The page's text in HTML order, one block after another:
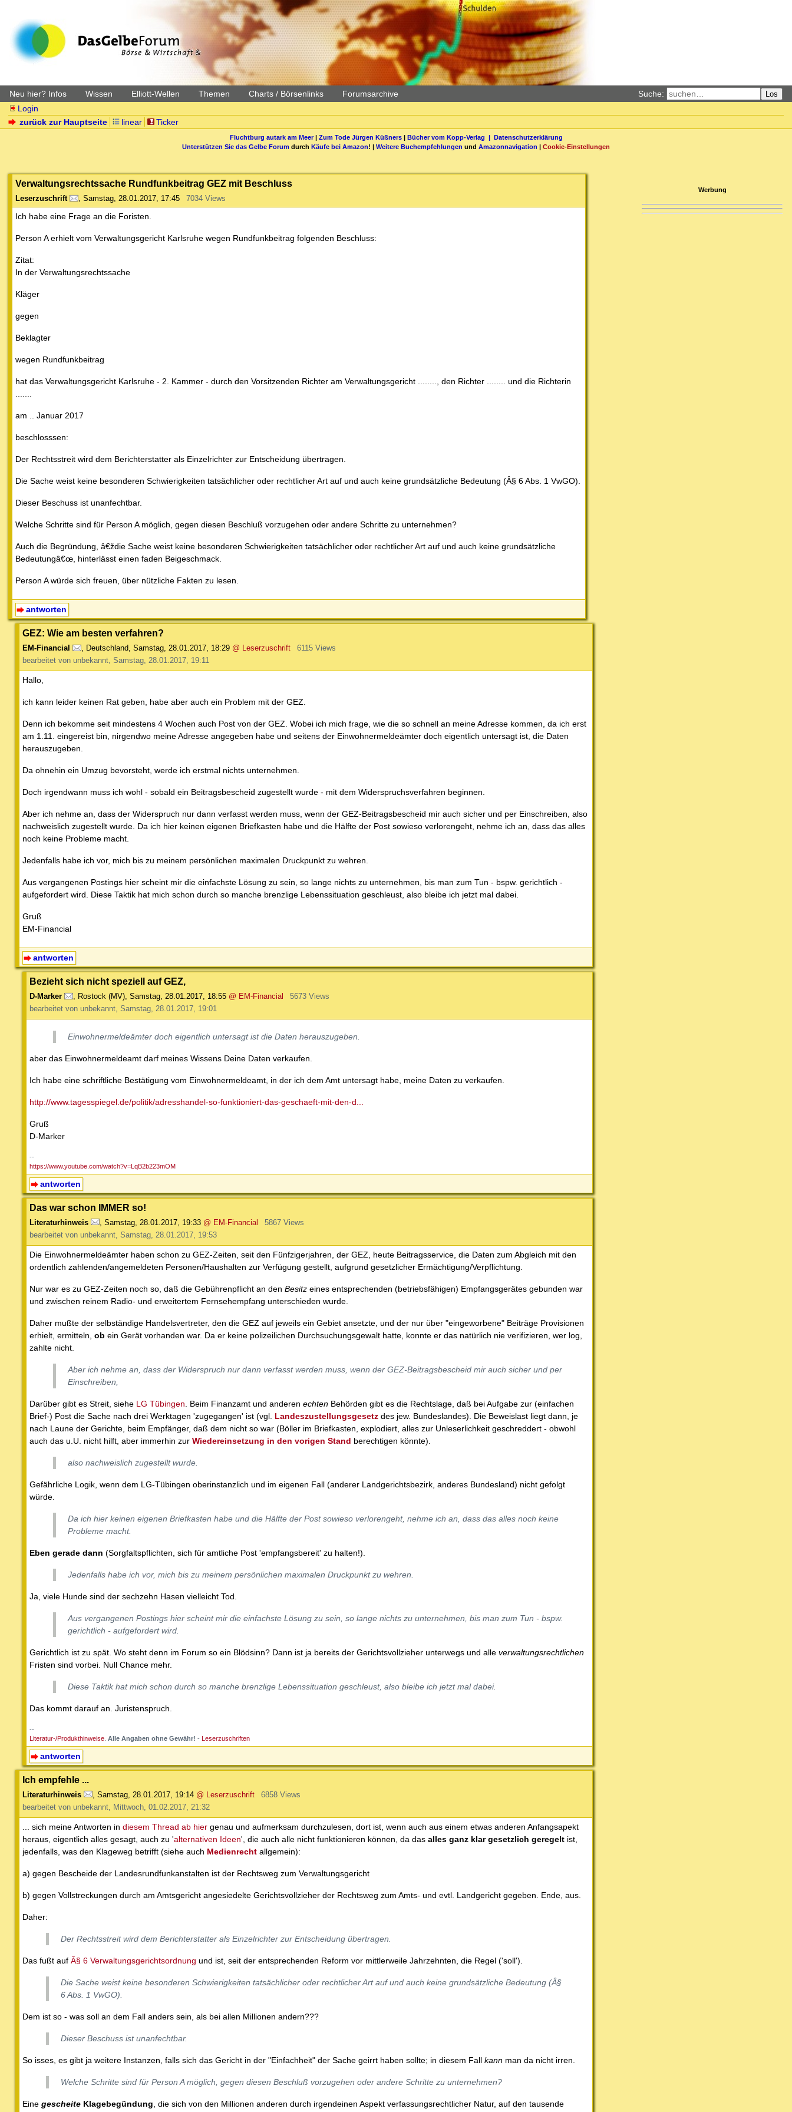
Neu hier? Infos Wissen Elliott-Wellen Themen Charts / Börsenlinks Forumsarchive Suche: Los
Login
zurück zur Hauptseite
linear Ticker
Fluchtburg autark am Meer| Zum Tode Jürgen Küßners| Bücher vom Kopp-Verlag | Datenschutzerklärung
Unterstützen Sie das Gelbe Forum durch Käufe bei Amazon! | Weitere Buchempfehlungen und Amazonnavigation | Cookie-Einstellungen
Verwaltungsrechtssache Rundfunkbeitrag GEZ mit Beschluss
Leserzuschrift , Samstag, 28.01.2017, 17:45 7034 Views
Ich habe eine Frage an die Foristen.
Person A erhielt vom Verwaltungsgericht Karlsruhe wegen Rundfunkbeitrag folgenden Beschluss:
Zitat:
In der Verwaltungsrechtssache
Kläger
gegen
Beklagter
wegen Rundfunkbeitrag
hat das Verwaltungsgericht Karlsruhe - 2. Kammer - durch den Vorsitzenden Richter am Verwaltungsgericht ........, den Richter ........ und die Richterin
.......
am .. Januar 2017
beschlosssen:
Der Rechtsstreit wird dem Berichterstatter als Einzelrichter zur Entscheidung übertragen.
Die Sache weist keine besonderen Schwierigkeiten tatsächlicher oder rechtlicher Art auf und auch keine grundsätzliche Bedeutung (Â§ 6 Abs. 1 VwGO).
Dieser Beschuss ist unanfechtbar.
Welche Schritte sind für Person A möglich, gegen diesen Beschluß vorzugehen oder andere Schritte zu unternehmen?
Auch die Begründung, â€ždie Sache weist keine besonderen Schwierigkeiten tatsächlicher oder rechtlicher Art auf und auch keine grundsätzliche
Bedeutungâ€œ, hinterlässt einen faden Beigeschmack.
Person A würde sich freuen, über nützliche Fakten zu lesen.
antworten
GEZ: Wie am besten verfahren?
EM-Financial , Deutschland, Samstag, 28.01.2017, 18:29 @ Leserzuschrift
6115 Views
bearbeitet von unbekannt, Samstag, 28.01.2017, 19:11
Hallo,
ich kann leider keinen Rat geben, habe aber auch ein Problem mit der GEZ.
Denn ich bekomme seit mindestens 4 Wochen auch Post von der GEZ. Wobei ich mich frage, wie die so schnell an meine Adresse kommen, da ich erst
am 1.11. eingereist bin, nirgendwo meine Adresse angegeben habe und seitens der Einwohnermeldeämter doch eigentlich untersagt ist, die Daten
herauszugeben.
Da ohnehin ein Umzug bevorsteht, werde ich erstmal nichts unternehmen.
Doch irgendwann muss ich wohl - sobald ein Beitragsbescheid zugestellt wurde - mit dem Widerspruchsverfahren beginnen.
Aber ich nehme an, dass der Widerspruch nur dann verfasst werden muss, wenn der GEZ-Beitragsbescheid mir auch sicher und per Einschreiben, also
nachweislich zugestellt wurde. Da ich hier keinen eigenen Briefkasten habe und die Hälfte der Post sowieso verlorengeht, nehme ich an, dass das alles
noch keine Probleme macht.
Jedenfalls habe ich vor, mich bis zu meinem persönlichen maximalen Druckpunkt zu wehren.
Aus vergangenen Postings hier scheint mir die einfachste Lösung zu sein, so lange nichts zu unternehmen, bis man zum Tun - bspw. gerichtlich -
aufgefordert wird. Diese Taktik hat mich schon durch so manche brenzlige Lebenssituation geschleust, also bleibe ich jetzt mal dabei.
Gruß
EM-Financial
antworten
Bezieht sich nicht speziell auf GEZ,
D-Marker , Rostock (MV), Samstag, 28.01.2017, 18:55 @ EM-Financial
5673 Views
bearbeitet von unbekannt, Samstag, 28.01.2017, 19:01
Einwohnermeldeämter doch eigentlich untersagt ist die Daten herauszugeben.
aber das Einwohnermeldeamt darf meines Wissens Deine Daten verkaufen.
Ich habe eine schriftliche Bestätigung vom Einwohnermeldeamt, in der ich dem Amt untersagt habe, meine Daten zu verkaufen.
http://www.tagesspiegel.de/politik/adresshandel-so-funktioniert-das-geschaeft-mit-den-d...
Gruß
D-Marker
--
https://www.youtube.com/watch?v=LqB2b223mOM
antworten
Das war schon IMMER so!
Literaturhinweis Samstag, 28.01.2017, 19:33 @ EM-Financial
5867 Views
bearbeitet von unbekannt, Samstag, 28.01.2017, 19:53
Die Einwohnermeldeämter haben schon zu GEZ-Zeiten, seit den Fünfzigerjahren, der GEZ, heute Beitragsservice, die Daten zum Abgleich mit den
ordentlich zahlenden/angemeldeten Personen/Haushalten zur Verfügung gestellt, aufgrund gesetzlicher Ermächtigung/Verpflichtung.
Nur war es zu GEZ-Zeiten noch so, daß die Gebührenpflicht an den Besitz eines entsprechenden (betriebsfähigen) Empfangsgerätes gebunden war
und zwischen reinem Radio- und erweitertem Fernsehempfang unterschieden wurde.
Daher mußte der selbständige Handelsvertreter, den die GEZ auf jeweils ein Gebiet ansetzte, und der nur über "eingeworbene" Beiträge Provisionen
erhielt, ermitteln, ob ein Gerät vorhanden war. Da er keine polizeilichen Durchsuchungsgewalt hatte, konnte er das natürlich nie verifizieren, wer log,
zahlte nicht.
Aber ich nehme an, dass der Widerspruch nur dann verfasst werden muss, wenn der GEZ-Beitragsbescheid mir auch sicher und per
Einschreiben,
Darüber gibt es Streit, siehe LG Tübingen . Beim Finanzamt und anderen echten Behörden gibt es die Rechtslage, daß bei Aufgabe zur (einfachen
Brief-) Post die Sache nach drei Werktagen 'zugegangen' ist (vgl. Landeszustellungsgesetz des jew. Bundeslandes). Die Beweislast liegt dann, je
nach Laune der Gerichte, beim Empfänger, daß dem nicht so war (Böller im Briefkasten, explodiert, alles zur Unleserlichkeit geschreddert - obwohl
auch das u.U. nicht hilft, aber immerhin zur Wiedereinsetzung in den vorigen Stand berechtigen könnte).
also nachweislich zugestellt wurde.
Gefährliche Logik, wenn dem LG-Tübingen oberinstanzlich und im eigenen Fall (anderer Landgerichtsbezirk, anderes Bundesland) nicht gefolgt
würde.
Da ich hier keinen eigenen Briefkasten habe und die Hälfte der Post sowieso verlorengeht, nehme ich an, dass das alles noch keine
Probleme macht.
Eben gerade dann (Sorgfaltspflichten, sich für amtliche Post 'empfangsbereit' zu halten!).
Jedenfalls habe ich vor, mich bis zu meinem persönlichen maximalen Druckpunkt zu wehren.
Ja, viele Hunde sind der sechzehn Hasen vielleicht Tod.
Aus vergangenen Postings hier scheint mir die einfachste Lösung zu sein, so lange nichts zu unternehmen, bis man zum Tun - bspw.
gerichtlich - aufgefordert wird.
Gerichtlich ist zu spät. Wo steht denn im Forum so ein Blödsinn? Dann ist ja bereits der Gerichtsvollzieher unterwegs und alle verwaltungsrechtlichen
Fristen sind vorbei. Null Chance mehr.
Diese Taktik hat mich schon durch so manche brenzlige Lebenssituation geschleust, also bleibe ich jetzt mal dabei.
Das kommt darauf an. Juristenspruch.
--
Literatur-/Produkthinweise Alle Angaben ohne Gewähr! - Leserzuschriften
antworten
Ich empfehle ...
Literaturhinweis Samstag, 28.01.2017, 19:14 @ Leserzuschrift
6858 Views
bearbeitet von unbekannt, Mittwoch, 01.02.2017, 21:32
... sich meine Antworten in diesem Thread ab hier genau und aufmerksam durchzulesen, dort ist, wenn auch aus einem etwas anderen Anfangsapekt
heraus, eigentlich alles gesagt, auch zu 'alternativen Ideen', die auch alle nicht funktionieren können, da das alles ganz klar gesetzlich geregelt ist,
jedenfalls, was den Klageweg betrifft (siehe auch Medienrecht allgemein):
a) gegen Bescheide der Landesrundfunkanstalten ist der Rechtsweg zum Verwaltungsgericht
b) gegen Vollstreckungen durch am Amtsgericht angesiedelte Gerichtsvollzieher der Rechtsweg zum Amts- und evtl. Landgericht gegeben. Ende, aus.
Daher:
Der Rechtsstreit wird dem Berichterstatter als Einzelrichter zur Entscheidung übertragen.
Das fußt auf Â§ 6 Verwaltungsgerichtsordnung und ist, seit der entsprechenden Reform vor mittlerweile Jahrzehnten, die Regel ('soll').
Die Sache weist keine besonderen Schwierigkeiten tatsächlicher oder rechtlicher Art auf und auch keine grundsätzliche Bedeutung (Â§
6 Abs. 1 VwGO).
Dem ist so - was soll an dem Fall anders sein, als bei allen Millionen andern???
Dieser Beschuss ist unanfechtbar.
So isses, es gibt ja weitere Instanzen, falls sich das Gericht in der "Einfachheit" der Sache geirrt haben sollte; in diesem Fall kann man da nicht irren.
Welche Schritte sind für Person A möglich, gegen diesen Beschluß vorzugehen oder andere Schritte zu unternehmen?
Eine gescheite Klagebegündung , die sich von den Millionen anderen durch irgendeinen Aspekt verfassungsrechtlicher Natur, auf den tausende
Werbung